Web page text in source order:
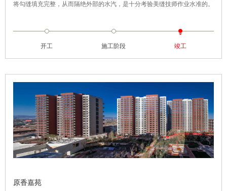
将勾缝填充完整，从而隔绝外部的水汽，是十分考验美缝技师作业水准的。
少。案例中的墙面瓷砖十分规整，因此填完瓷缝剂的勾缝也需做到平滑，与
开工 施工阶段 竣工
原香嘉苑